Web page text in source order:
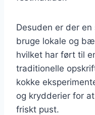
Desuden er der
bruge lokale og
hvilket har ført til
traditionelle
kokke
og krydderier for
friskt pust.